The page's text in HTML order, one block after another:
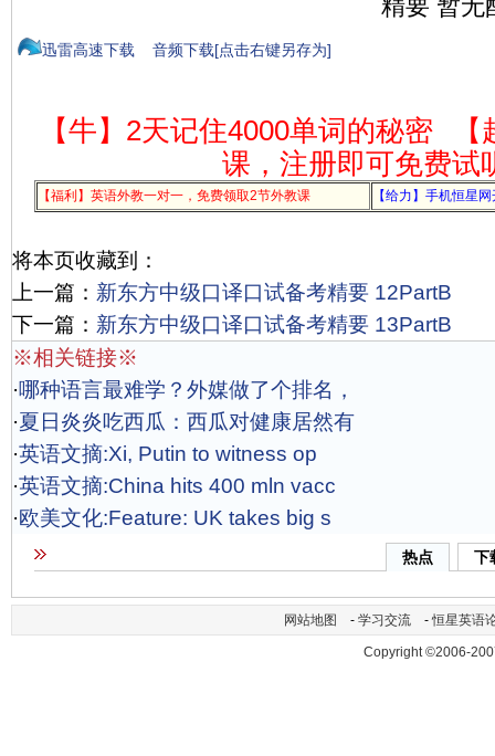
迅雷高速下载 音频下载[点击右键另存为]
精要 暂无
【牛】2天记住4000单词的秘密
课，注册即可免费试
【福利】英语外教一对一，免费领取2节外教课 【给力】手机恒星
将本页收藏到：
上一篇： 新东方中级口译口试备考精要 12PartB
下一篇： 新东方中级口译口试备考精要 13PartB
※相关链接※
·哪种语言最难学？外媒做了个排名，
·夏日炎炎吃西瓜：西瓜对健康居然有
·英语文摘:Xi, Putin to witness op
·英语文摘:China hits 400 mln vacc
·欧美文化:Feature: UK takes big s
热点 下
网站地图 - 学习交流 -恒星英语
Copyright ©2006-